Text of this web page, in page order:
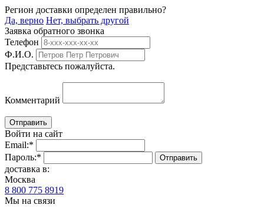
Регион доставки определен правильно?
Да, верно Нет, выбрать другой
Заявка обратного звонка
Телефон
Ф.И.О.
Представьтесь пожалуйста.
Комментарий
Войти на сайт
Email:*
Пароль:*
доставка в:
Москва
8 800 775 8919
Мы на связи